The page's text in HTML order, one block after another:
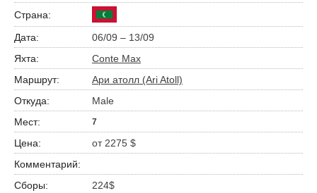
06/09 – 13/09
Conte Max
Ари атолл (Ari Atoll)
Male
7
от 2275 $
224$